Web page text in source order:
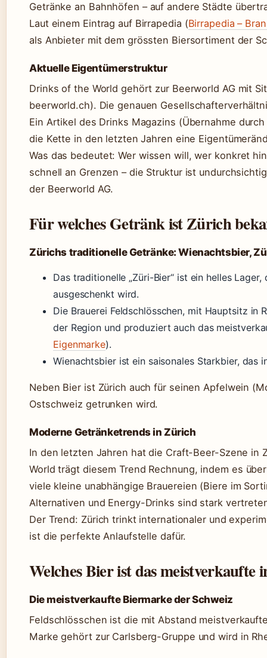
Getränke an Bahnhöfen – auf andere Städte
Laut einem Eintrag auf Birrapedia (Birrapedia –
als Anbieter mit dem grössten Biersortiment der
Aktuelle Eigentümerstruktur
Drinks of the World gehört zur Beerworld AG mit
beerworld.ch). Die genauen
Ein Artikel des Drinks Magazins (Übernahme
die Kette in den letzten Jahren eine
Was das bedeutet: Wer wissen will, wer konkret
schnell an Grenzen – die Struktur ist
der Beerworld AG.
Für welches Getränk ist Zürich
Zürichs traditionelle Getränke: Wienachtsbier,
Das traditionelle „Züri-Bier“ ist ein helles
ausgeschenkt wird.
Die Brauerei Feldschlösschen, mit Hauptsitz in
der Region und produziert auch das
Eigenmarke).
Wienachtsbier ist ein saisonales Starkbier, das
Neben Bier ist Zürich auch für seinen Apfelwein
Ostschweiz getrunken wird.
Moderne Getränketrends in Zürich
In den letzten Jahren hat die Craft-Beer-Szene in
World trägt diesem Trend Rechnung, indem es
viele kleine unabhängige Brauereien (Biere im
Alternativen und Energy-Drinks sind stark
Der Trend: Zürich trinkt internationaler und
ist die perfekte Anlaufstelle dafür.
Welches Bier ist das meistverkaufte
Die meistverkaufte Biermarke der Schweiz
Feldschlösschen ist die mit Abstand
Marke gehört zur Carlsberg-Gruppe und wird in